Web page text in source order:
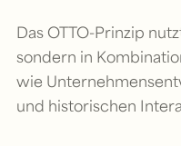
Das OTTO-Prinzip
sondern in
wie
und historischen